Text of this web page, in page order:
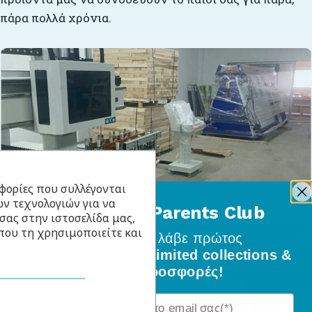
πάρα πολλά χρόνια.
που συλλέγονται
τεχνολογιών για να
στην ιστοσελίδα μας,
τη χρησιμοποιείτε και
BabyLlama Parents Club
Γίνε μέλοςκαι λάβε πρώτος
όλα τα νέα σχέδια, limited collections &
ειδικές προσφορές!